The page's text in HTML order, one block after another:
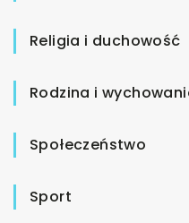
Religia i duchowość
Rodzina i
Społeczeństwo
Sport